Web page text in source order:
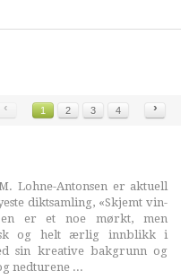
‹ 1 2 3 4 ›
Lohne-Antonsen er aktuell
diktsamling, «Skjemt vin-
er et noe mørkt, men
og helt ærlig innblikk i
sin kreative bakgrunn og
nedturene ...